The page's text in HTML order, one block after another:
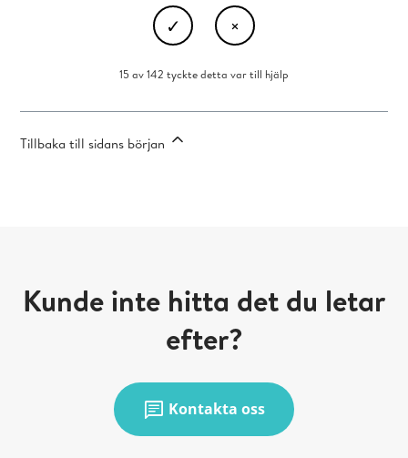
15 av 142 tyckte detta var till hjälp
Tillbaka till sidans början
Kunde inte hitta det du letar
efter?
chat Kontakta oss